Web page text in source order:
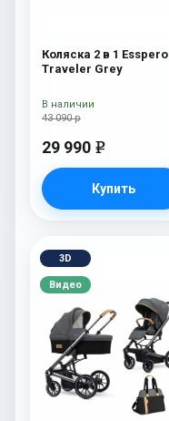
Коляска 2 в 1 Esspero
Traveler Grey
43 090 р
29 990 e
Купить
В наличии
3D
Видео